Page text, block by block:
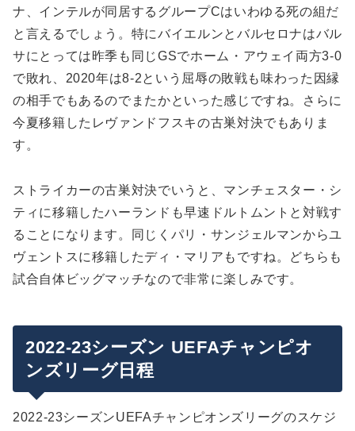
ナ、インテルが同居するグループCはいわゆる死の組だ
と言えるでしょう。特にバイエルンとバルセロナはバル
サにとっては昨季も同じGSでホーム・アウェイ両方3-0
で敗れ、2020年は8-2という屈辱の敗戦も味わった因縁
の相手でもあるのでまたかといった感じですね。さらに
今夏移籍したレヴァンドフスキの古巣対決でもありま
す。
ストライカーの古巣対決でいうと、マンチェスター・シ
ティに移籍したハーランドも早速ドルトムントと対戦す
ることになります。同じくパリ・サンジェルマンからユ
ヴェントスに移籍したディ・マリアもですね。どちらも
試合自体ビッグマッチなので非常に楽しみです。
2022-23シーズン UEFAチャンピオ
ンズリーグ日程
2022-23シーズンUEFAチャンピオンズリーグのスケジ